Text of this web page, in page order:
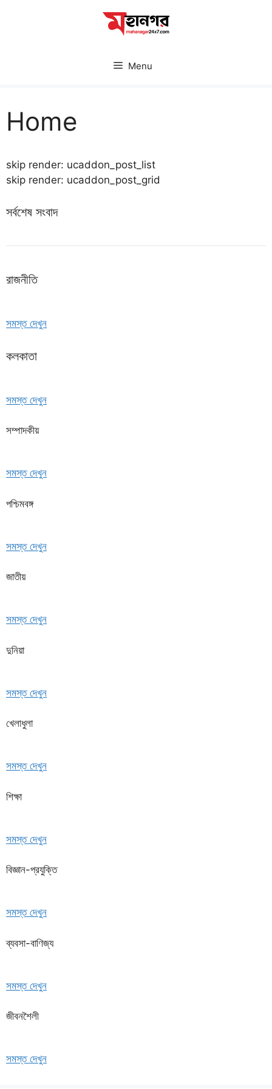
Menu
Home
skip render: ucaddon_post_list
skip render: ucaddon_post_grid
সর্বশেষ সংবাদ
রাজনীতি
সমস্ত দেখুন
কলকাতা
সমস্ত দেখুন
সম্পাদকীয়
সমস্ত দেখুন
পশ্চিমবঙ্গ
সমস্ত দেখুন
জাতীয়
সমস্ত দেখুন
দুনিয়া
সমস্ত দেখুন
খেলাধুলা
সমস্ত দেখুন
শিক্ষা
সমস্ত দেখুন
বিজ্ঞান-প্রযুক্তি
সমস্ত দেখুন
ব্যবসা-বাণিজ্য
সমস্ত দেখুন
জীবনশৈলী
সমস্ত দেখুন